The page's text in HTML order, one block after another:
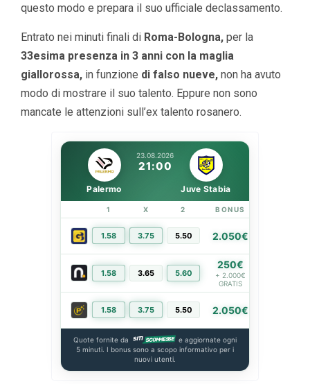
questo modo e prepara il suo ufficiale declassamento.
Entrato nei minuti finali di Roma-Bologna, per la
33esima presenza in 3 anni con la maglia
giallorossa, in funzione di falso nueve, non ha avuto
modo di mostrare il suo talento. Eppure non sono
mancate le attenzioni sull’ex talento rosanero.
23.08.2026
21:00
Palermo Juve Stabia
1 X 2 BONUS
1.58 3.75 5.50 2.050€
1.58 3.65 5.60
250€
+ 2.000€
GRATIS
1.58 3.75 5.50 2.050€
Quote fornite da
e aggiornate ogni
5 minuti. I bonus sono a scopo informativo per i
nuovi utenti.